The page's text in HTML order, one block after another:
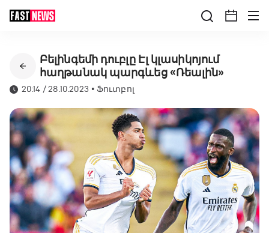
Բելինգեմի դուբլը Էլ կլասիկոյում
հաղթանակ պարգևեց «Ռեալին»
20:14 / 28.10.2023 •Ֆուտբոլ